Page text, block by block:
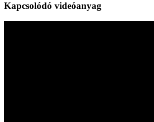
Kapcsolódó videóanyag